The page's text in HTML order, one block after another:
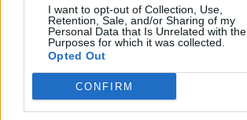
I want to opt-out of Collection, Use,
Retention, Sale, and/or Sharing of my
Personal Data that Is Unrelated with the
Purposes for which it was collected.
Opted Out
CONFIRM